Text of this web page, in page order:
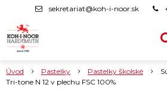
sekretariat@koh-i-noor.sk
Úvod Pastelky Pastelky školské
Tri-tone N 12 v plechu FSC 100%